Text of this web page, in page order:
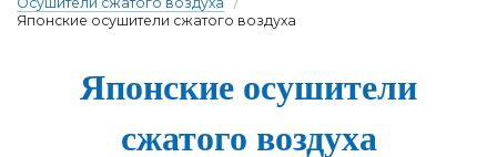
Японские осушители сжатого воздуха
Я­пон­ские о­су­ши­те­ли
сжа­то­го воз­ду­ха